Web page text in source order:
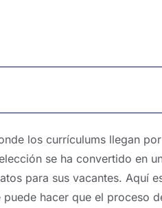
los currículums llegan
se ha convertido en
para sus vacantes. Aquí
hacer que el proceso